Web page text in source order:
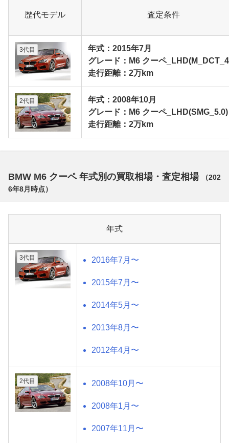
歴代モデル 査定条件
3代目
年式：2015年7月
グレード：M6 クーペ
走行距離：2万km
2代目
年式：2008年10月
グレード：M6 クーペ_LHD(SMG_5.0)
走行距離：2万km
BMW M6 クーペ 年式別の買取相場・査定相場 （202
6年8月 時点）
年式
3代目 2016年7月〜
2015年7月〜
2014年5月〜
2013年8月〜
2012年4月〜
2代目 2008年10月〜
2008年1月〜
2007年11月〜